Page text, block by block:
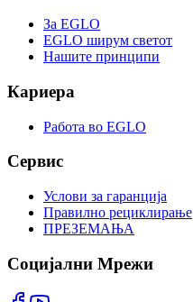
За EGLO
EGLO ширум светот
Нашите принципи
Кариера
Работа во EGLO
Сервис
Услови за гаранција
Правилно рециклирање
ПРЕЗЕМАЊА
Социјални Мрежи